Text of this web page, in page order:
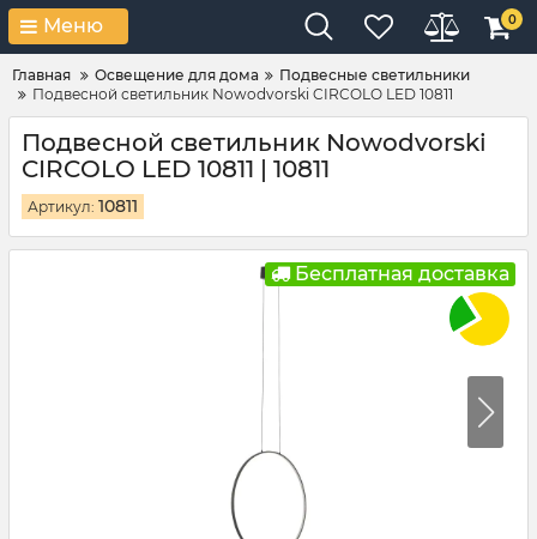
Меню 0
Главная Освещение для дома
Подвесные светильники
Подвесной светильник Nowodvorski CIRCOLO LED 10811
Подвесной светильник Nowodvorski
CIRCOLO LED 10811 | 10811
Артикул: 10811
Бесплатная доставка